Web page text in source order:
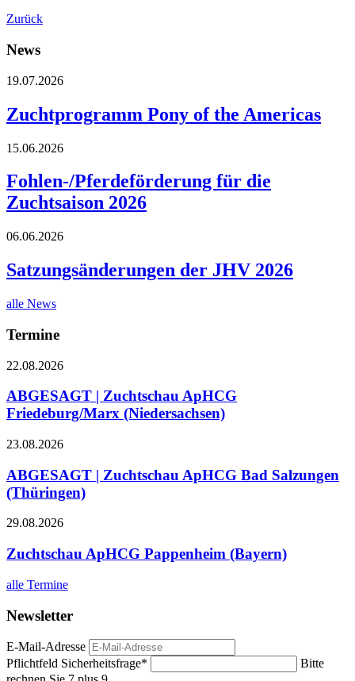
Zurück
News
19.07.2026
Zuchtprogramm Pony of the Americas
15.06.2026
Fohlen-/Pferdeförderung für die
Zuchtsaison 2026
06.06.2026
Satzungsänderungen der JHV 2026
alle News
Termine
22.08.2026
ABGESAGT | Zuchtschau ApHCG
Friedeburg/Marx (Niedersachsen)
23.08.2026
ABGESAGT | Zuchtschau ApHCG Bad Salzungen
(Thüringen)
29.08.2026
Zuchtschau ApHCG Pappenheim (Bayern)
alle Termine
Newsletter
E-Mail-Adresse
Pflichtfeld Sicherheitsfrage*
Bitte